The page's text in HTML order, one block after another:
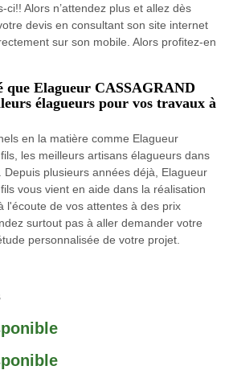
Alors n’attendez plus et allez dès
devis en consultant son site internet
sur son mobile. Alors profitez-en
que Elagueur CASSAGRAND
élagueurs pour vos travaux à
en la matière comme Elagueur
les meilleurs artisans élagueurs dans
Depuis plusieurs années déjà, Elagueur
vous vient en aide dans la réalisation
l'écoute de vos attentes à des prix
surtout pas à aller demander votre
personnalisée de votre projet.